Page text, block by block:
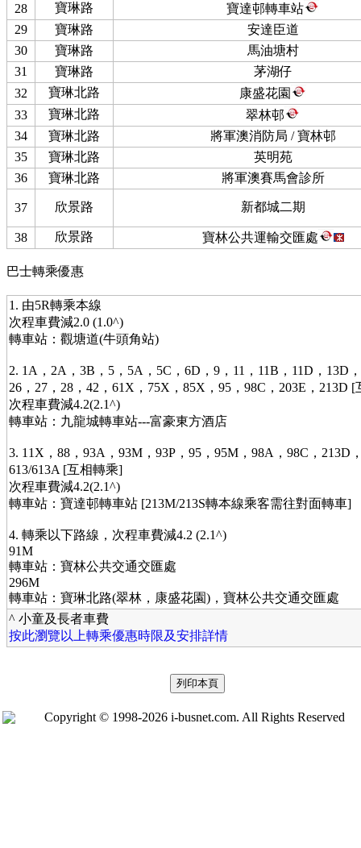
28
寶琳路
寶達邨轉車站
29
寶琳路
安達臣道
30
寶琳路
馬油塘村
31
寶琳路
茅湖仔
32
寶琳北路
康盛花園
33
寶琳北路
翠林邨
34
寶琳北路
將軍澳消防局 / 寶林邨
35
寶琳北路
英明苑
36
寶琳北路 將軍澳賽馬會診所
37 欣景路 新都城二期
38 欣景路 寶林公共運輸交匯處
巴士轉乘優惠
1. 由5R轉乘本線
次程車費減2.0 (1.0^)
轉車站：觀塘道(牛頭角站)
2. 1A，2A，3B，5，5A，5C，6D，9，11，11B，11D，13D
26，27，28，42，61X，75X，85X，95，98C，203E，213D
次程車費減4.2(2.1^)
轉車站：九龍城轉車站---富豪東方酒店
3. 11X，88，93A，93M，93P，95，95M，98A，98C，213D
613/613A [互相轉乘]
次程車費減4.2(2.1^)
轉車站：寶達邨轉車站 [213M/213S轉本線乘客需往對面轉車]
4. 轉乘以下路線，次程車費減4.2 (2.1^)
91M
轉車站：寶林公共交通交匯處
296M
轉車站：寶琳北路(翠林，康盛花園)，寶林公共交通交匯處
^ 小童及長者車費
按此瀏覽以上轉乘優惠時限及安排詳情
Copyright © 1998-2026 i-busnet.com. All Rights Reserved